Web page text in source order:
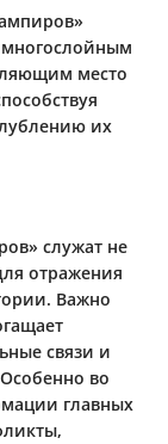
многослойным
место
их
служат не
отражения
Важно
связи и
во
главных